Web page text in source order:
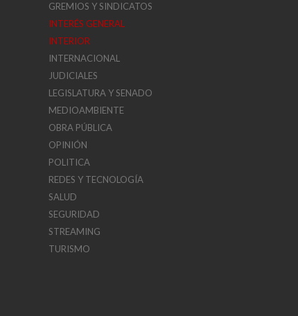
GREMIOS Y SINDICATOS
INTERÉS GENERAL
INTERIOR
INTERNACIONAL
JUDICIALES
LEGISLATURA Y SENADO
MEDIOAMBIENTE
OBRA PÚBLICA
OPINIÓN
POLITICA
REDES Y TECNOLOGÍA
SALUD
SEGURIDAD
STREAMING
TURISMO